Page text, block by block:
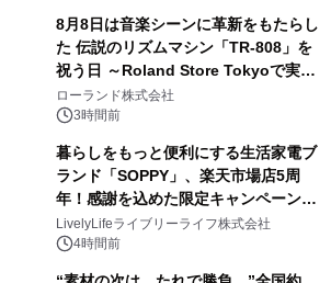
8月8日は音楽シーンに革新をもたらし
た 伝説のリズムマシン「TR-808」を
祝う日 ～Roland Store Tokyoで実機
を展示しての 記念キャンペーンを開
催 英国ラジオ「NTS」の 特別プログ
アーティストを フィーチャーしたアニ
メーションを公開～
ローランド株式会社
3時間前
暮らしをもっと便利にする生活家電ブ
ランド「SOPPY」、楽天市場店5周
年！感謝を込めた限定キャンペーンを
8月10日より開催
LivelyLifeライブリーライフ株式会社
4時間前